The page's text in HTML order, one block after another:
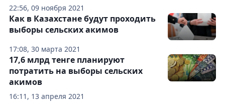
22:56, 09 ноября 2021
17:08, 30 марта 2021
Как в Казахстане будут проходить
выборы сельских акимов
16:11, 13 апреля 2021
17,6 млрд тенге планируют
потратить на выборы сельских
акимов